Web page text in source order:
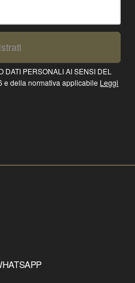
DATI PERSONALI AI SENSI DEL
e della normativa applicabile Leggi